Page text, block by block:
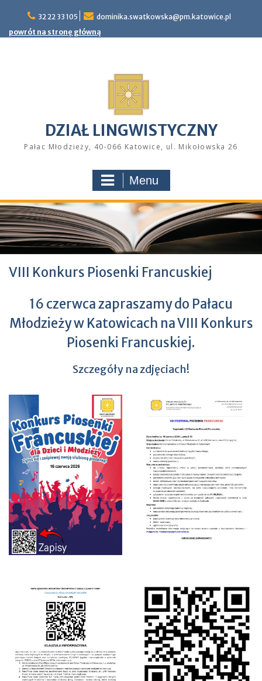
content
32 22 33 105
dominika.swatkowska@pm.katowice.pl
powrót na stronę główną
DZIAŁ LINGWISTYCZNY
Pałac Młodzieży, 40-066 Katowice, ul. Mikołowska 26
Menu
VIII Konkurs Piosenki Francuskiej
16 czerwca zapraszamy do Pałacu
Młodzieży w Katowicach na VIII Konkurs
Piosenki Francuskiej.
Szczegóły na zdjęciach!